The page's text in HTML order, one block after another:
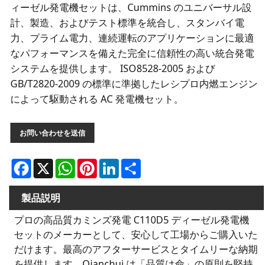
ィーゼル発電機セットは、Cummins のユニバーサル設
計、製造、およびテスト標準を統合し、スタンバイ電
力、プライム電力、連続運転のアプリケーションに最適
なパフォーマンスを備えた完全に信頼性の高い統合発電
システムを提供します。 ISO8528-2005 および
GB/T2820-2009 の標準に準拠したレシプロ内燃エンジン
によって駆動される AC 発電機セット。
お問い合わせを送信
Facebook
X WhatsApp
PinterestLinkedIn
製品説明
プロの高品質カミンズ発電 C110D5 ディーゼル発電機
セットのメーカーとして、安心して工場からご購入いた
だけます。最高のアフターサービスとタイムリーな納期